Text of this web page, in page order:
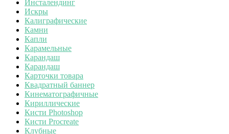
Инсталендинг
Искры
Калиграфические
Камни
Капли
Карамельные
Карандаш
Карандаш
Карточки товара
Квадратный баннер
Кинематографичные
Кириллические
Кисти Photoshop
Кисти Procreate
Клубные